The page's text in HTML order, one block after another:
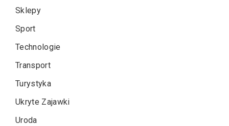
Sklepy
Sport
Technologie
Transport
Turystyka
Ukryte Zajawki
Uroda